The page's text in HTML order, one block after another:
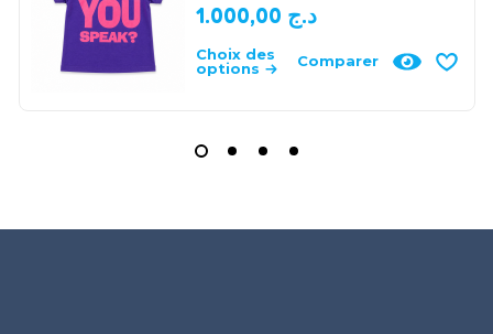
د.ج
Choix des
options
Comparer